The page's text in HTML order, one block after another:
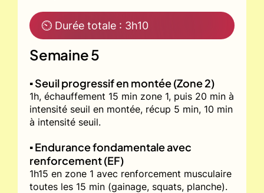
⏲ Durée totale : 3h10
Semaine 5
▪️ Seuil progressif en montée (Zone 2)
1h, échauffement 15 min zone 1, puis 20 min à
intensité seuil en montée, récup 5 min, 10 min
à intensité seuil.
▪️ Endurance fondamentale avec
renforcement (EF)
1h15 en zone 1 avec renforcement musculaire
toutes les 15 min (gainage, squats, planche).